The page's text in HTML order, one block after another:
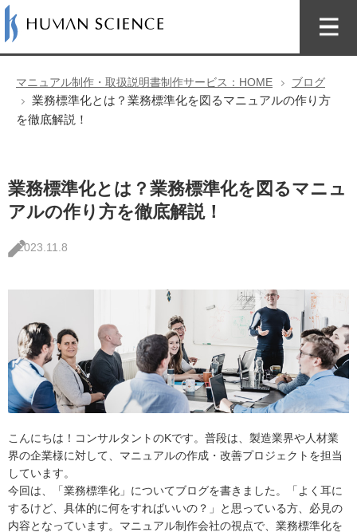
マニュアル制作・取扱説明書制作サービス：HOME ブログ
業務標準化とは？業務標準化を図るマニュアルの作り方
を徹底解説！
業務標準化とは？業務標準化を図るマニュ
アルの作り方を徹底解説！
2023.11.8
こんにちは！コンサルタントのKです。普段は、製造業界や人材業
界の企業様に対して、マニュアルの作成・改善プロジェクトを担当
しています。
今回は、「業務標準化」についてブログを書きました。「よく耳に
するけど、具体的に何をすればいいの？」と思っている方、必見の
内容となっています。マニュアル制作会社の視点で、業務標準化を